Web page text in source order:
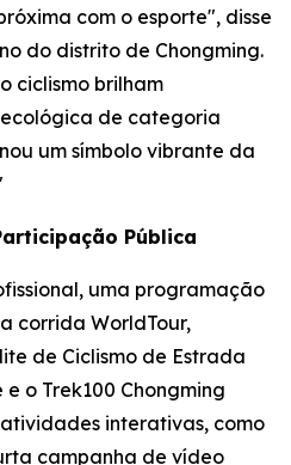
com o esporte", disse
do distrito de Chongming.
ciclismo brilham
de categoria
um símbolo vibrante da
Pública
uma programação
corrida WorldTour,
de Ciclismo de Estrada
o Trek100 Chongming
interativas, como
campanha de vídeo